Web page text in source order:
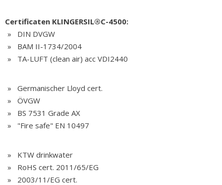
Certificaten KLINGERSIL®C-4500:
DIN DVGW
BAM II-1734/2004
TA-LUFT (clean air) acc VDI2440
Germanischer Lloyd cert.
ÖVGW
BS 7531 Grade AX
"Fire safe" EN 10497
KTW drinkwater
RoHS cert. 2011/65/EG
2003/11/EG cert.